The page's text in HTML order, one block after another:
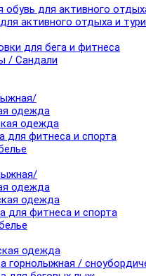
обувь для активного
активного отдыха и
для бега и фитнеса
/ Сандали
одежда
одежда
для фитнеса и спорта
одежда
одежда
для фитнеса и спорта
одежда
горнолыжная /